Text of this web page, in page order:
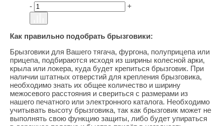
- +
Как правильно подобрать брызговики:
Брызговики для Вашего тягача, фургона, полуприцепа или
прицепа, подбираются исходя из ширины колесной арки,
крыла или локера, куда будет крепиться брызговик. При
наличии штатных отверстий для крепления брызговика,
необходимо знать их общее количество и ширину
межосевого расстояния и свериться с размерами из
нашего печатного или электронного каталога. Необходимо
учитывать высоту брызговика, так как брызговик может не
выполнять свою функцию защиты, либо будет упираться